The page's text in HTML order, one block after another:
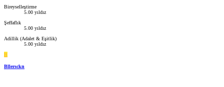
Bireyselleştirme
5.00 yıldız
Şeffaflık
5.00 yıldız
Adillik (Adalet & Eşitlik)
5.00 yıldız
B
Bllersckn